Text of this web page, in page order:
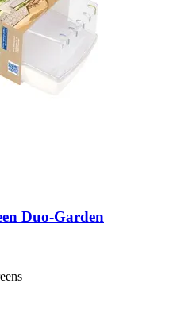
Duo-​Garden